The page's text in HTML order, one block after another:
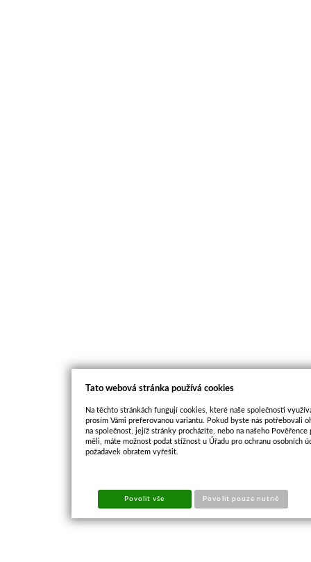
Tato webová stránka používá cookies
Na těchto stránkách fungují cookies, které naše společnosti
prosím Vámi preferovanou variantu. Pokud byste nás potřebovali
na společnost, jejíž stránky procházíte, nebo na našeho
měli, máte možnost podat stížnost u Úřadu pro ochranu osobních
požadavek obratem vyřešit.
Povolit vše Povolit pouze nutné